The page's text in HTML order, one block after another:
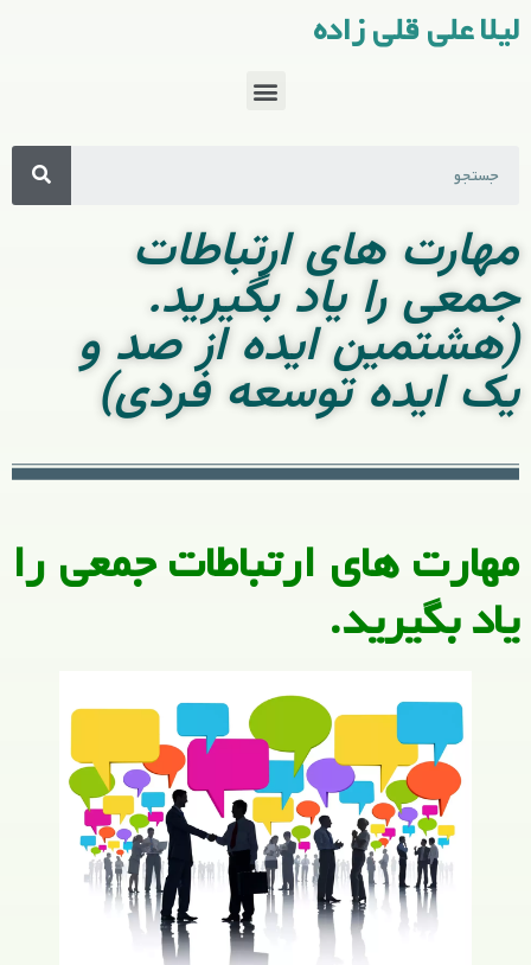
لیلا علی قلی زاده
مهارت های ارتباطات
جمعی را یاد بگیرید.
(هشتمین ایده از صد و
یک ایده توسعه فردی)
مهارت های ارتباطات جمعی را
یاد بگیرید.